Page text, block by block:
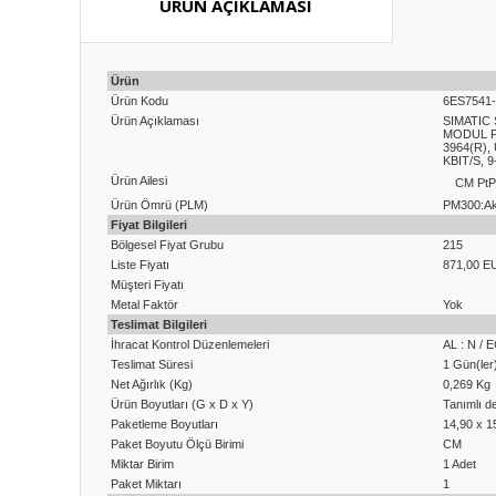
ÜRÜN AÇIKLAMASI
Ürün
Ürün Kodu
Ürün Açıklaması
SIMATIC
MODUL
3964(R),
KBIT/S,
Ürün Ailesi
CM PtP
Ürün Ömrü (PLM)
Fiyat Bilgileri
Bölgesel Fiyat Grubu
215
Liste Fiyatı
871,00
Müşteri Fiyatı
Metal Faktör
Yok
Teslimat Bilgileri
İhracat Kontrol Düzenlemeleri
AL : N /
Teslimat Süresi
1 Gün(ler)
Net Ağırlık (Kg)
0,269 Kg
Ürün Boyutları (G x D x Y)
Tanımlı
Paketleme Boyutları
14,90 x
Paket Boyutu Ölçü Birimi
CM
Miktar Birim
1 Adet
Paket Miktarı
1